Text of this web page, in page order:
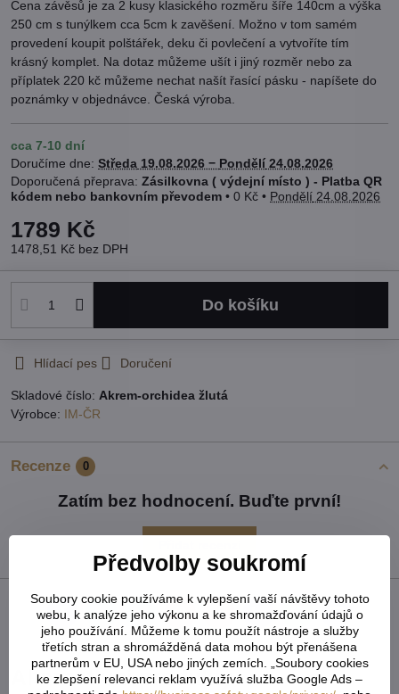
Cena závěsů je za 2 kusy klasického rozměru šíře 140cm a výška
250 cm s tunýlkem cca 5cm k zavěšení. Možno v tom samém
provedení koupit polštářek, deku či povlečení a vytvoříte tím
krásný komplet. Na dotaz můžeme ušít i jiný rozměr nebo za
příplatek 220 kč můžeme nechat našít řasící pásku - napíšete do
poznámky v objednávce. Česká výroba.
cca 7-10 dní
Doručíme dne: Středa 19.08.2026 − Pondělí 24.08.2026
Zásilkovna ( výdejní místo ) - Platba QR
kódem nebo bankovním převodem • 0 Kč • Pondělí 24.08.2026
1789 Kč
1478,51 Kč bez DPH
Do košíku
Hlídací pes Doručení
Skladové číslo: Akrem-orchidea žlutá
Výrobce: IM-ČR
Recenze 0
Zatím bez hodnocení. Buďte první!
FacebookTwitterBlueskyPinterestRedditLinkedInWhatsApp
E-
mail
Alternativní produkty
Předvolby soukromí
Soubory cookie používáme k vylepšení vaší návštěvy tohoto
webu, k analýze jeho výkonu a ke shromažďování údajů o
jeho používání. Můžeme k tomu použít nástroje a služby
třetích stran a shromážděná data mohou být přenášena
partnerům v EU, USA nebo jiných zemích. „Soubory cookies
ke zlepšení relevanci reklam využívá služba Google Ads –